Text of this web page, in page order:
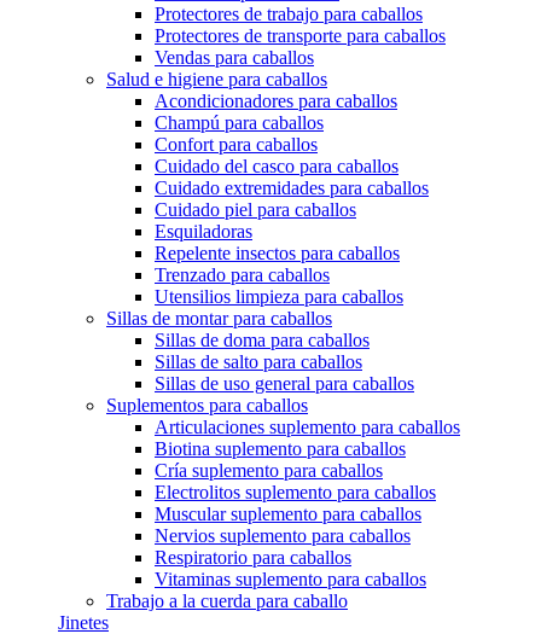
Protectores de trabajo para caballos
Protectores de transporte para caballos
Vendas para caballos
Salud e higiene para caballos
Acondicionadores para caballos
Champú para caballos
Confort para caballos
Cuidado del casco para caballos
Cuidado extremidades para caballos
Cuidado piel para caballos
Esquiladoras
Repelente insectos para caballos
Trenzado para caballos
Utensilios limpieza para caballos
Sillas de montar para caballos
Sillas de doma para caballos
Sillas de salto para caballos
Sillas de uso general para caballos
Suplementos para caballos
Articulaciones suplemento para caballos
Biotina suplemento para caballos
Cría suplemento para caballos
Electrolitos suplemento para caballos
Muscular suplemento para caballos
Nervios suplemento para caballos
Respiratorio para caballos
Vitaminas suplemento para caballos
Trabajo a la cuerda para caballo
Jinetes